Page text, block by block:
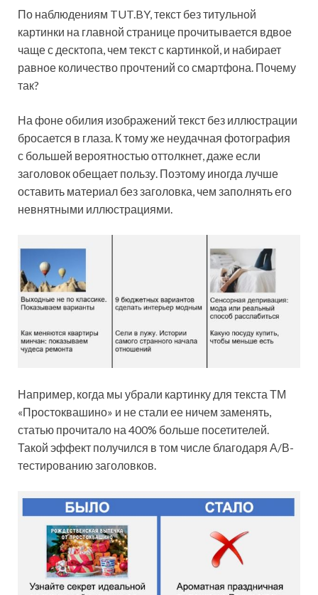
По наблюдениям TUT.BY, текст без титульной
картинки на главной странице прочитывается вдвое
чаще с десктопа, чем текст с картинкой, и набирает
равное количество прочтений со смартфона. Почему
так?
На фоне обилия изображений текст без иллюстрации
бросается в глаза. К тому же неудачная фотография
с большей вероятностью оттолкнет, даже если
заголовок обещает пользу. Поэтому иногда лучше
оставить материал без заголовка, чем заполнять его
невнятными иллюстрациями.
Например, когда мы убрали картинку для текста ТМ
«Простоквашино» и не стали ее ничем заменять,
статью прочитало на 400% больше посетителей.
Такой эффект получился в том числе благодаря А/В-
тестированию заголовков.